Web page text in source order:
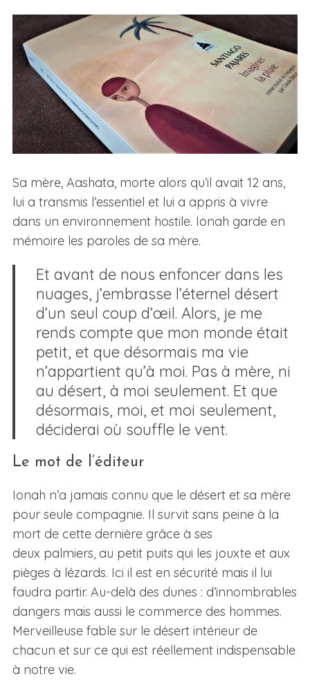
Sa mère, Aashata, morte alors qu’il avait 12 ans,
lui a transmis l’essentiel et lui a appris à vivre
dans un environnement hostile. Ionah garde en
mémoire les paroles de sa mère.
Et avant de nous enfoncer dans les
nuages, j’embrasse l’éternel désert
d’un seul coup d’œil. Alors, je me
rends compte que mon monde était
petit, et que désormais ma vie
n’appartient qu’à moi. Pas à mère, ni
au désert, à moi seulement. Et que
désormais, moi, et moi seulement,
déciderai où souffle le vent.
Le mot de l’éditeur
Ionah n’a jamais connu que le désert et sa mère
pour seule compagnie. Il survit sans peine à la
mort de cette dernière grâce à ses
deux palmiers, au petit puits qui les jouxte et aux
pièges à lézards. Ici il est en sécurité mais il lui
faudra partir. Au-delà des dunes : d’innombrables
dangers mais aussi le commerce des hommes.
Merveilleuse fable sur le désert intérieur de
chacun et sur ce qui est réellement indispensable
à notre vie.